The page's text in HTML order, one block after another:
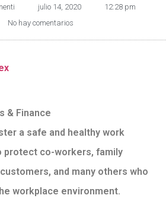
julio 14, 2020
12:28 pm
No hay comentarios
& Finance
a safe and healthy work
protect co-workers, family
and many others who
workplace environment.